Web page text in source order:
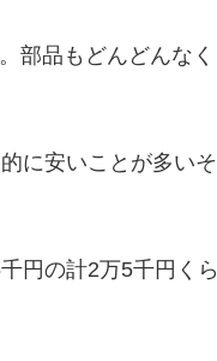
部品もどんどんなく
に安いことが多いそ
円の計2万5千円くら